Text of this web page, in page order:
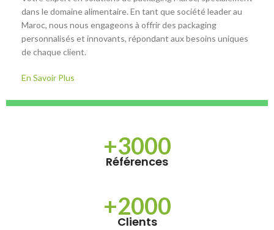
dans le domaine alimentaire. En tant que société leader au
Maroc, nous nous engageons à offrir des packaging
personnalisés et innovants, répondant aux besoins uniques
de chaque client.
En Savoir Plus
+3000
Références
+2000
Clients